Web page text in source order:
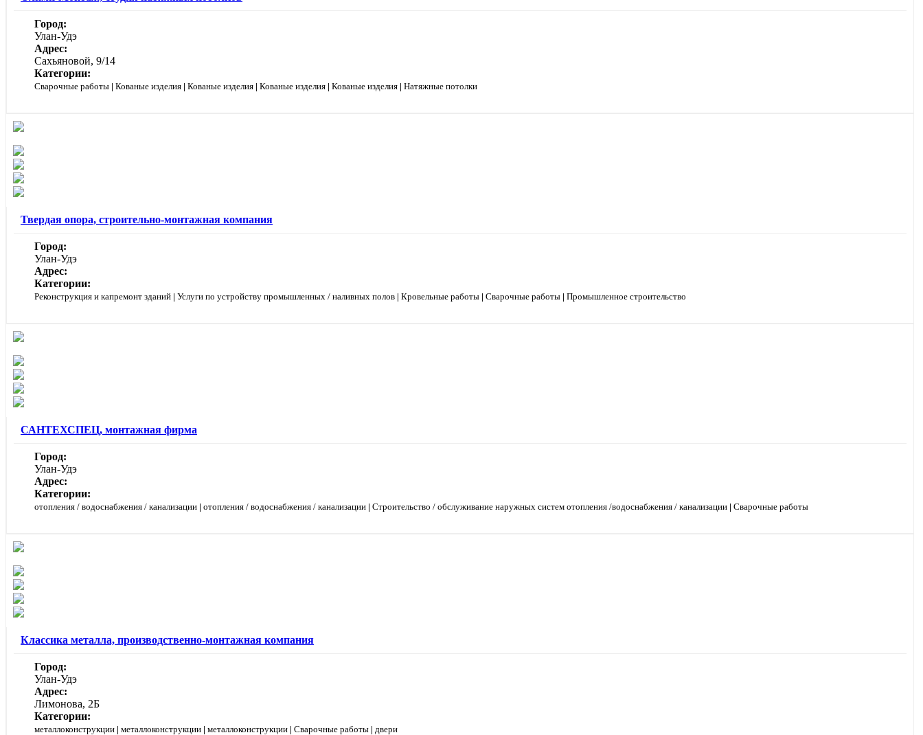
Город:
Улан-Удэ
Адрес:
Сахьяновой, 9/14
Категории:
Сварочные работы | Кованые изделия | Кованые изделия | Кованые изделия | Кованые изделия | Натяжные потолки
Твердая опора, строительно-монтажная компания
Город:
Улан-Удэ
Адрес:
Категории:
Реконструкция и капремонт зданий | Услуги по устройству промышленных / наливных полов | Кровельные работы | Сварочные работы | Промышленное строительство
САНТЕХСПЕЦ, монтажная фирма
Город:
Улан-Удэ
Адрес:
Категории:
отопления / водоснабжения / канализации | отопления / водоснабжения / канализации | Строительство / обслуживание наружных систем отопления /водоснабжения / канализации | Сварочные работы
Классика металла, производственно-монтажная компания
Город:
Улан-Удэ
Адрес:
Лимонова, 2Б
Категории:
металлоконструкции | металлоконструкции | металлоконструкции | Сварочные работы | двери